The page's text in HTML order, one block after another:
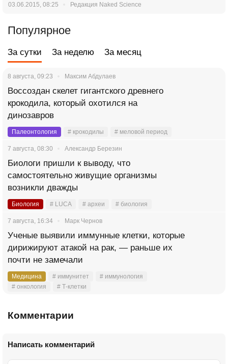
03.06.2015, 08:25 Редакция Naked Science
Популярное
За сутки За неделю За месяц
8 августа, 09:23 Максим Абдулаев
Воссоздан скелет гигантского древнего
крокодила, который охотился на
динозавров
Палеонтология # крокодилы # меловой период
7 августа, 08:30 Александр Березин
Биологи пришли к выводу, что
самостоятельно живущие организмы
возникли дважды
Биология # LUCA # археи # биология
7 августа, 16:34 Марк Чернов
Ученые выявили иммунные клетки, которые
дирижируют атакой на рак, — раньше их
почти не замечали
Медицина # иммунитет
# иммунология
# онкология
# Т-клетки
Комментарии
Написать комментарий